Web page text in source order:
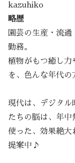
kazuhiko
略歴
園芸の生産・流
勤務。
植物がもつ癒し力
を、色んな年代の
現代は、デジタル
たちの脳は、年
使った、効果絶大
提案中♪